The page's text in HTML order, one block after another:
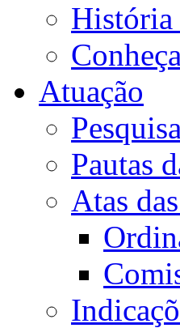
Atuação
Pautas
Atas